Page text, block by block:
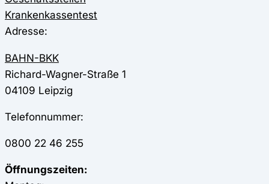
Krankenkassentest
Adresse:
BAHN-BKK
Richard-Wagner-Straße 1
04109 Leipzig
Telefonnummer:
0800 22 46 255
Öffnungszeiten: